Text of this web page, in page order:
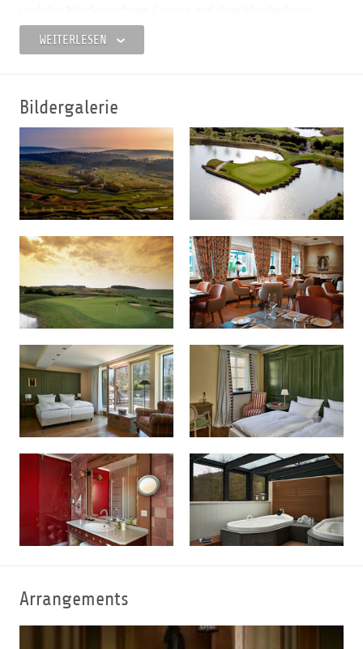
GolfResort– eingebettet in die idyllische hügelige
Landschaft rund um das Hardenberg Anwesen.
renommierten Golfschule von Golfprofi Stefan
Quirmbach kompetente Unterstützung.
Nach einem erfüllten Tag auf dem Green lädt das
Hardenberg BurgHotel zur Erholung ein. 42 individuell
gestaltete Zimmer bieten Komfort auf höchstem Niveau,
während der exklusive BurgSpa pure Entspannung
Kreationen aus frischen, saisonalen Zutaten – ein
kulinarisches Erlebnis, das die Aromen der Region auf
höchstem Niveau zelebriert.
WEITERLESEN
Bildergalerie
Arrangements